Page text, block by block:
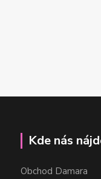
Kde nás
Obchod Damara